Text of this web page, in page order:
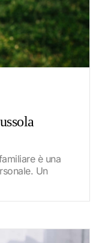
è una
Un